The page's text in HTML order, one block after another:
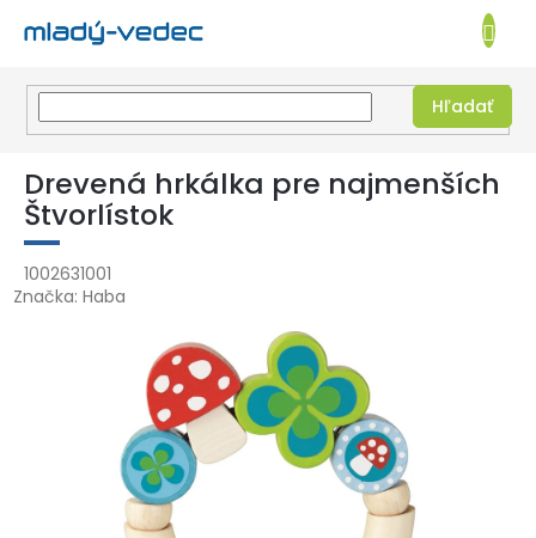
Prejsť
obsah
EUR
Hľadať
KOŠÍK
Drevená hrkálka pre najmenších
Štvorlístok
1002631001
Značka: Haba